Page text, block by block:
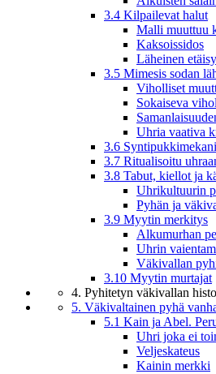
3.4 Kilpailevat halut
Malli muuttuu
Kaksoissidos
Läheinen
3.5 Mimesis sodan
Viholliset
Sokaiseva
Uhria vaativa
3.6
3.7 Ritualisoitu
3.8 Tabut, kiellot ja
Uhrikultuurin
Pyhän ja
3.9 Myytin merkitys
Alkumurhan
Uhrin
Väkivallan
3.10 Myytin murtajat
4. Pyhitetyn väkivallan
5. Väkivaltainen pyhä
5.1 Kain ja Abel.
Uhri joka ei
Veljeskateus
Kainin merkki